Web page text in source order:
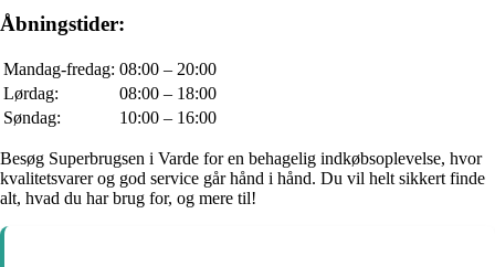
Åbningstider:
Mandag-fredag: 08:00 – 20:00
Lørdag:
08:00 – 18:00
Søndag:
10:00 – 16:00
Besøg Superbrugsen i Varde for en behagelig indkøbsoplevelse, hvor
kvalitetsvarer og god service går hånd i hånd. Du vil helt sikkert finde
alt, hvad du har brug for, og mere til!